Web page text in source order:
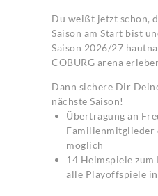
Du weißt jetzt schon,
Saison am Start bist
Saison 2026/27
COBURG arena
Dann sichere Dir
nächste Saison!
Übertragung an
Familienmitglieder
möglich
14 Heimspiele
alle Playoffspiele